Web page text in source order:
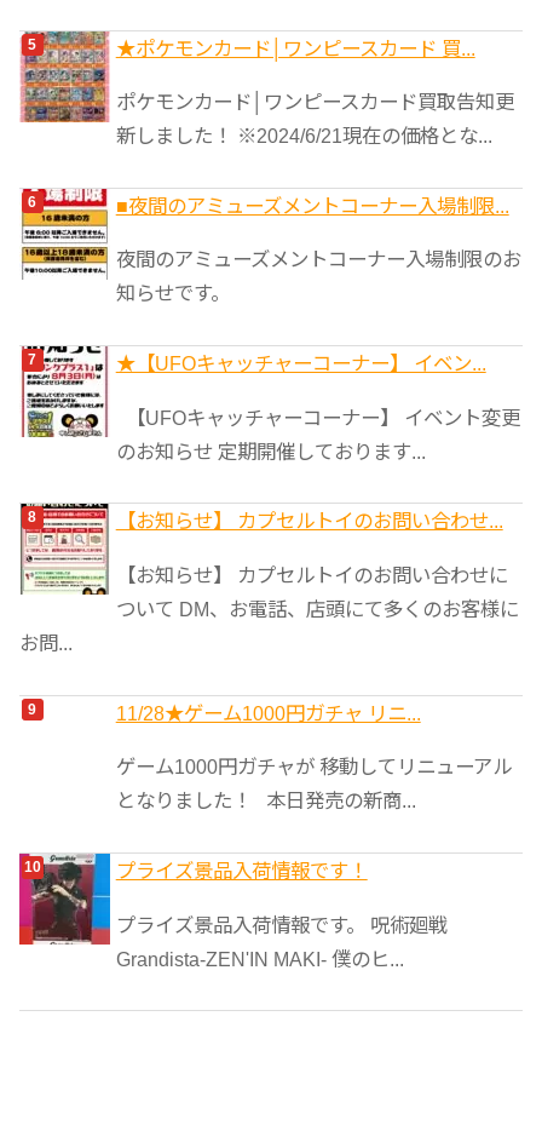
★ポケモンカード│ワンピースカード 買...
ポケモンカード│ワンピースカード買取告知更
新しました！ ※2024/6/21現在の価格とな...
■夜間のアミューズメントコーナー入場制限...
夜間のアミューズメントコーナー入場制限のお
知らせです。
★【UFOキャッチャーコーナー】 イベン...
【UFOキャッチャーコーナー】 イベント変更
のお知らせ 定期開催しております...
【お知らせ】 カプセルトイのお問い合わせ...
【お知らせ】 カプセルトイのお問い合わせに
ついて DM、お電話、店頭にて多くのお客様に
お問...
11/28★ゲーム1000円ガチャ リニ...
ゲーム1000円ガチャが 移動してリニューアル
となりました！ 本日発売の新商...
プライズ景品入荷情報です！
プライズ景品入荷情報です。 呪術廻戦
Grandista-ZEN'IN MAKI- 僕のヒ...